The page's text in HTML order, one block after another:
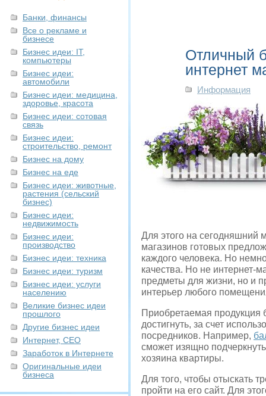
Банки, финансы
Все о рекламе и
бизнесе
Бизнес идеи: IT,
компьютеры
Бизнес идеи:
автомобили
Бизнес идеи: медицина,
здоровье, красота
Бизнес идеи: сотовая
связь
Бизнес идеи:
строительство, ремонт
Бизнес на дому
Бизнес на еде
Бизнес идеи: животные,
растения (сельский
бизнес)
Бизнес идеи:
недвижимость
Бизнес идеи:
производство
Бизнес идеи: техника
Бизнес идеи: туризм
Бизнес идеи: услуги
населению
Великие бизнес идеи
прошлого
Другие бизнес идеи
Интернет, СЕО
Заработок в Интернете
Оригинальные идеи
бизнеса
Отличный
интернет
Информация
Для этого на сегодняшний
магазинов готовых
каждого человека. Но
качества. Но не интернет-
предметы для жизни, но и
интерьер любого
Приобретаемая продукция
достигнуть, за счет
посредников. Например,
сможет изящно
хозяина квартиры.
Для того, чтобы отыскать
пройти на его сайт. Для